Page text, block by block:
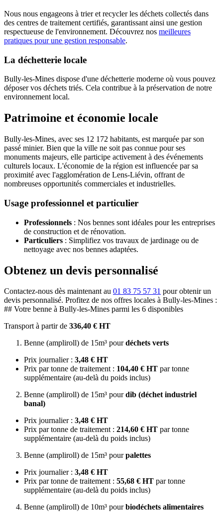
Nous nous engageons à trier et recycler les déchets collectés dans
des centres de traitement certifiés, garantissant ainsi une gestion
respectueuse de l'environnement. Découvrez nos meilleures
pratiques pour une gestion responsable.
La déchetterie locale
Bully-les-Mines dispose d'une déchetterie moderne où vous pouvez
déposer vos déchets triés. Cela contribue à la préservation de notre
environnement local.
Patrimoine et économie locale
Bully-les-Mines, avec ses 12 172 habitants, est marquée par son
passé minier. Bien que la ville ne soit pas connue pour ses
monuments majeurs, elle participe activement à des événements
culturels locaux. L'économie de la région est influencée par sa
proximité avec l'agglomération de Lens-Liévin, offrant de
nombreuses opportunités commerciales et industrielles.
Usage professionnel et particulier
Professionnels : Nos bennes sont idéales pour les entreprises
de construction et de rénovation.
Particuliers : Simplifiez vos travaux de jardinage ou de
nettoyage avec nos bennes adaptées.
Obtenez un devis personnalisé
Contactez-nous dès maintenant au 01 83 75 57 31 pour obtenir un
devis personnalisé. Profitez de nos offres locales à Bully-les-Mines :
## Votre benne à Bully-les-Mines parmi les 6 disponibles
Transport à partir de 336,40 € HT
Benne (ampliroll) de 15m³ pourdéchets verts
Prix journalier : 3,48 € HT
Prix par tonne de traitement : 104,40 € HT par tonne
supplémentaire (au-delà du poids inclus)
Benne (ampliroll) de 15m³ pourdib (déchet industriel
banal)
Prix journalier : 3,48 € HT
Prix par tonne de traitement : 214,60 € HT par tonne
supplémentaire (au-delà du poids inclus)
Benne (ampliroll) de 15m³ pourpalettes
Prix journalier : 3,48 € HT
Prix par tonne de traitement : 55,68 € HT par tonne
supplémentaire (au-delà du poids inclus)
Benne (ampliroll) de 10m³ pourbiodéchets alimentaires